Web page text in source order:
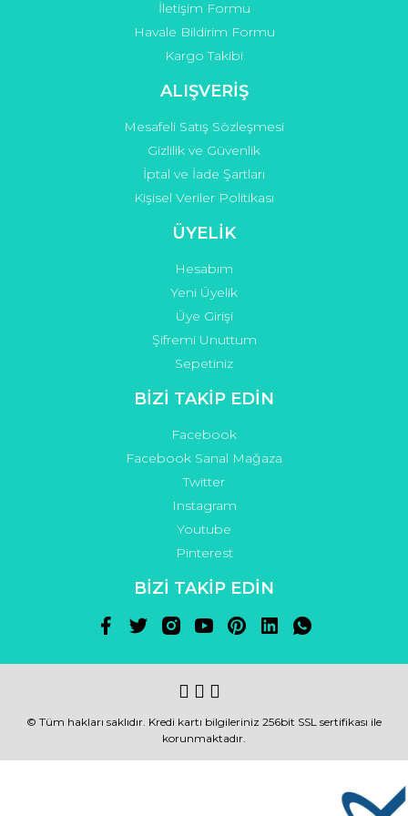
İletişim Formu
Havale Bildirim Formu
Kargo Takibi
ALIŞVERİŞ
Mesafeli Satış Sözleşmesi
Gizlilik ve Güvenlik
İptal ve İade Şartları
Kişisel Veriler Politikası
ÜYELİK
Hesabım
Yeni Üyelik
Üye Girişi
Şifremi Unuttum
Sepetiniz
BİZİ TAKİP EDİN
Facebook
Facebook Sanal Mağaza
Twitter
Instagram
Youtube
Pinterest
BİZİ TAKİP EDİN
© Tüm hakları saklıdır. Kredi kartı bilgileriniz 256bit SSL sertifikası ile
korunmaktadır.